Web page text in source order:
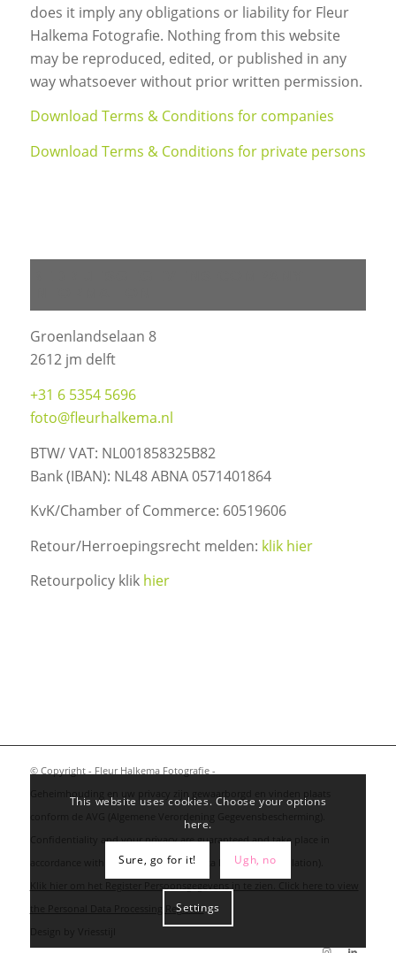
does it imply any obligations or liability for Fleur
Halkema Fotografie. Nothing from this website
may be reproduced, edited, or published in any
way whatsoever without prior written permission.
Download Terms & Conditions for companies
Download Terms & Conditions for private persons
Groenlandselaan 8
2612 jm delft
+31 6 5354 5696
foto@fleurhalkema.nl
BTW/ VAT: NL001858325B82
Bank (IBAN): NL48 ABNA 0571401864
KvK/Chamber of Commerce: 60519606
Retour/Herroepingsrecht melden: klik hier
Retourpolicy klik hier
© Copyright - Fleur Halkema Fotografie -
Confidentiality and your privacy are guaranteed and take place in
accordance with the GDPR (General Data Protection Regulation).
the Personal Data Processing Register.
This website uses cookies. Choose your options
here.
Sure, go for it! Ugh, no
Settings